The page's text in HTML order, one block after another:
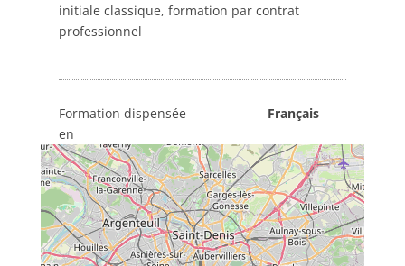
initiale classique, formation par contrat
professionnel
Formation dispensée
en
Français